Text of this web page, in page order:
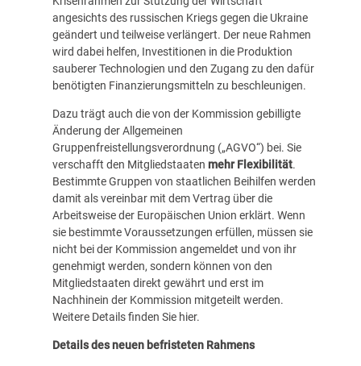
angesichts des russischen Kriegs gegen die Ukraine
geändert und teilweise verlängert. Der neue Rahmen
wird dabei helfen, Investitionen in die Produktion
sauberer Technologien und den Zugang zu den dafür
benötigten Finanzierungsmitteln zu beschleunigen.
Dazu trägt auch die von der Kommission gebilligte
Änderung derAllgemeinen
Gruppenfreistellungsverordnung („AGVO“) bei. Sie
verschafft den Mitgliedstaaten mehr Flexibilität.
Bestimmte Gruppen von staatlichen Beihilfen werden
damit als vereinbar mit dem Vertrag über die
Arbeitsweise der Europäischen Union erklärt. Wenn
sie bestimmte Voraussetzungen erfüllen, müssen sie
nicht bei der Kommission angemeldet und von ihr
genehmigt werden, sondern können von den
Mitgliedstaaten direkt gewährt und erst im
Nachhinein der Kommission mitgeteilt werden.
Weitere Details finden Sie hier.
Details des neuen befristeten Rahmens